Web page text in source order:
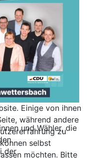
und Wähler, die
der
Einige von ihnen
während andere
zu
selbst
möchten. Bitte